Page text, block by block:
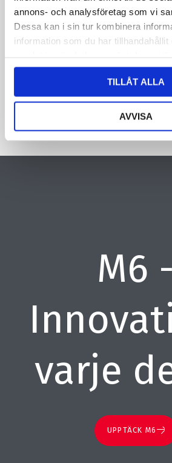
annons- och analysföretag som vi
Dessa kan i sin tur kombinera
information som du har tillhandahållit
TILLÅT ALLA
AVVISA
information om dig. Läs mer om hur vi
personuppgifter i vår integritetspolicy.
M6 -
varje
UPPTÄCK M6